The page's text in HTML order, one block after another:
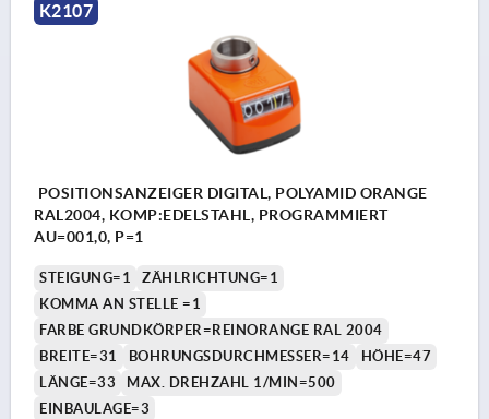
K2107
POSITIONSANZEIGER DIGITAL, POLYAMID ORANGE
RAL2004, KOMP:EDELSTAHL, PROGRAMMIERT
AU=001,0, P=1
STEIGUNG=1
ZÄHLRICHTUNG=1
KOMMA AN STELLE =1
FARBE GRUNDKÖRPER=REINORANGE RAL 2004
BREITE=31
BOHRUNGSDURCHMESSER=14
HÖHE=47
LÄNGE=33
MAX. DREHZAHL 1/MIN=500
EINBAULAGE=3